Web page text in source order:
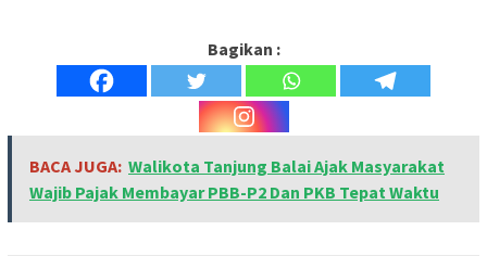
Bagikan :
BACA JUGA: Walikota Tanjung Balai Ajak Masyarakat
Wajib Pajak Membayar PBB-P2 Dan PKB Tepat Waktu